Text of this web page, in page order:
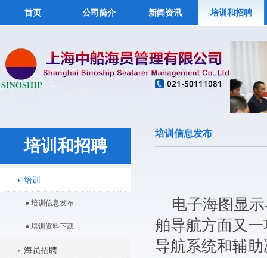
首页 公司简介 新闻资讯 培训和招聘
培训和招聘
培训
● 培训信息发布
● 培训资料下载
海员招聘
培训信息发布
电子海图显
舶导航方面又
导航系统和辅